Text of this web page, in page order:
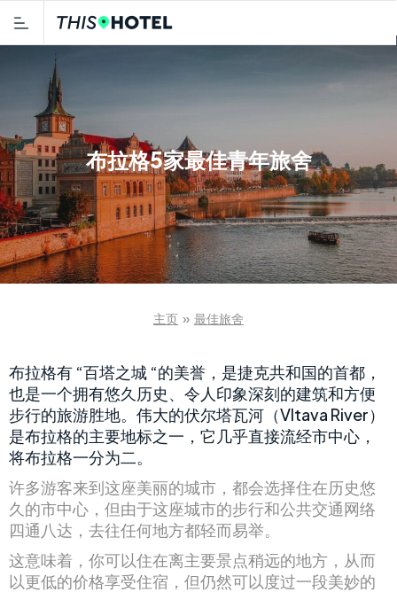
布拉格5家最佳青年旅舍
主页 » 最佳旅舍
布拉格有 “百塔之城 “的美誉，是捷克共和国的首都，
也是一个拥有悠久历史、令人印象深刻的建筑和方便
步行的旅游胜地。伟大的伏尔塔瓦河（Vltava River）
是布拉格的主要地标之一，它几乎直接流经市中心，
将布拉格一分为二。
许多游客来到这座美丽的城市，都会选择住在历史悠
久的市中心，但由于这座城市的步行和公共交通网络
四通八达，去往任何地方都轻而易举。
这意味着，你可以住在离主要景点稍远的地方，从而
以更低的价格享受住宿，但仍然可以度过一段美妙的